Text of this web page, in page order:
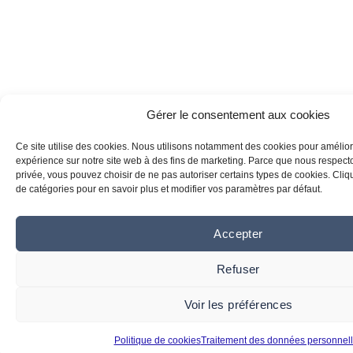
Gérer le consentement aux cookies
Ce site utilise des cookies. Nous utilisons notamment des cookies pour
expérience sur notre site web à des fins de marketing. Parce que nous
privée, vous pouvez choisir de ne pas autoriser certains types de cookies.
de catégories pour en savoir plus et modifier vos paramètres par défaut.
Accepter
Refuser
Voir les préférences
Politique de cookiesTraitement des données